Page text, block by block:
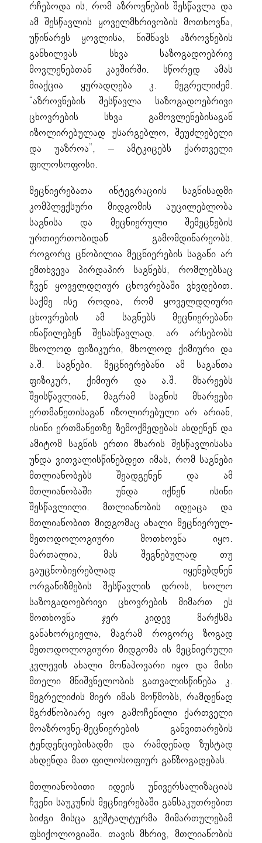
რჩებოდა ის, რომ აზროვნების შესწავლა და
ამ შესწავლის ყოველმხრივობის მოთხოვნა,
უწინარეს ყოვლისა, ნიშნავს აზროვნების
განხილვას სხვა საზოგადოებრივ
მოვლენებთან კავშირში. სწორედ ამას
მიაქცია ყურადღება კ. მეგრელიძემ.
“აზროვნების შესწავლა საზოგადოებრივი
ცხოვრების სხვა გამოვლენებისაგან
იზოლირებულად უსარგებლო, შეუძლებელი
და უაზროა”, – ამტკიცებს ქართველი
ფილოსოფოსი.
მეცნიერებათა ინტეგრაციის საგნისადმი
კომპლექსური მიდგომის აუცილებლობა
საგნისა და მეცნიერული შემეცნების
ურთიერთობიდან გამომდინარეობს.
როგორც ცნობილია მეცნიერების საგანი არ
ემთხვევა პირდაპირ საგნებს, რომლებსაც
ჩვენ ყოველდღიურ ცხოვრებაში ვხვდებით.
საქმე ისე როდია, რომ ყოველდღიური
ცხოვრების ამ საგნებს მეცნიერებანი
ინაწილებენ შესასწავლად. არ არსებობს
მხოლოდ ფიზიკური, მხოლოდ ქიმიური და
ა.შ. საგნები. მეცნიერებანი ამ საგანთა
ფიზიკურ, ქიმიურ და ა.შ. მხარეებს
შეისწავლიან, მაგრამ საგნის მხარეები
ერთმანეთისაგან იზოლირებული არ არიან,
ისინი ერთმანეთზე ზემოქმედებას ახდენენ და
ამიტომ საგნის ერთი მხარის შესწავლისასა
უნდა ვითვალისწინებდეთ იმას, რომ საგნები
მთლიანობებს შეადგენენ და ამ
მთლიანობაში უნდა იქნენ ისინი
შესწავლილი. მთლიანობის იდეაცა და
მთლიანობით მიდგომაც ახალი მეცნიერულ-
მეთოდოლოგიური მოთხოვნა იყო.
მართალია, მას შეგნებულად თუ
გაუცნობიერებლად იყენებდნენ
ორგანიზმების შესწავლის დროს, ხოლო
საზოგადოებრივი ცხოვრების მიმართ ეს
მოთხოვნა ჯერ კიდევ მარქსმა
განახორციელა, მაგრამ როგორც ზოგად
მეთოდოლოგიური მიდგომა ის მეცნიერული
კვლევის ახალი მონაპოვარი იყო და მისი
მთელი მნიშვნელობის გათვალისწინება კ.
მეგრელიძის მიერ იმას მოწმობს, რამდენად
მგრძნობიარე იყო გამოჩენილი ქართველი
მოაზროვნე-მეცნიერების განვითარების
ტენდენციებისადმი და რამდენად ზუსტად
ახდენდა მათ ფილოსოფიურ განზოგადებას.
მთლიანობითი იდეის უნივერსალიზაციას
ჩვენი საუკუნის მეცნიერებაში განსაკუთრებით
ბიძგი მისცა გეშტალტურმა მიმართულებამ
ფსიქოლოგიაში. თავის მხრივ, მთლიანობის